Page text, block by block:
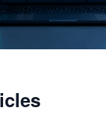
AI Agent 工作台